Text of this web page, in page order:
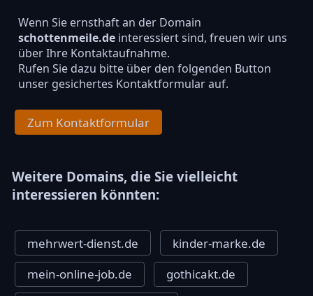
Wenn Sie ernsthaft an der Domain
schottenmeile.deinteressiert sind, freuen wir uns
über Ihre Kontaktaufnahme.
Rufen Sie dazu bitte über den folgenden Button
unser gesichertes Kontaktformular auf.
Zum Kontaktformular
Weitere Domains, die Sie vielleicht
interessieren könnten:
mehrwert-dienst.de
kinder-marke.de
mein-online-job.de
gothicakt.de